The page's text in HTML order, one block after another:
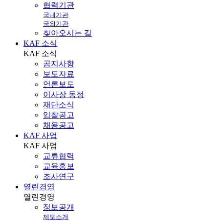
협력기관
국내기관
국외기관
찾아오시는 길
KAF 소식
KAF 소식
공지사항
보도자료
언론보도
이사장 동정
재단소식
입찰공고
채용공고
KAF 사업
KAF 사업
교류협력
교육홍보
조사연구
열린경영
열린경영
정보공개
제도소개